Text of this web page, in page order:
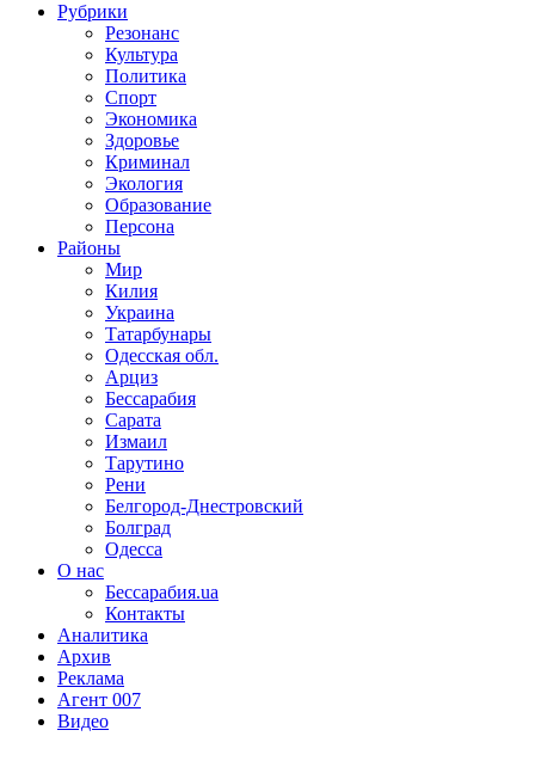
Рубрики
Резонанс
Культура
Политика
Спорт
Экономика
Здоровье
Криминал
Экология
Образование
Персона
Районы
Мир
Килия
Украина
Татарбунары
Одесская обл.
Арциз
Бессарабия
Сарата
Измаил
Тарутино
Рени
Белгород-Днестровский
Болград
Одесса
О нас
Бессарабия.ua
Контакты
Аналитика
Архив
Реклама
Агент 007
Видео